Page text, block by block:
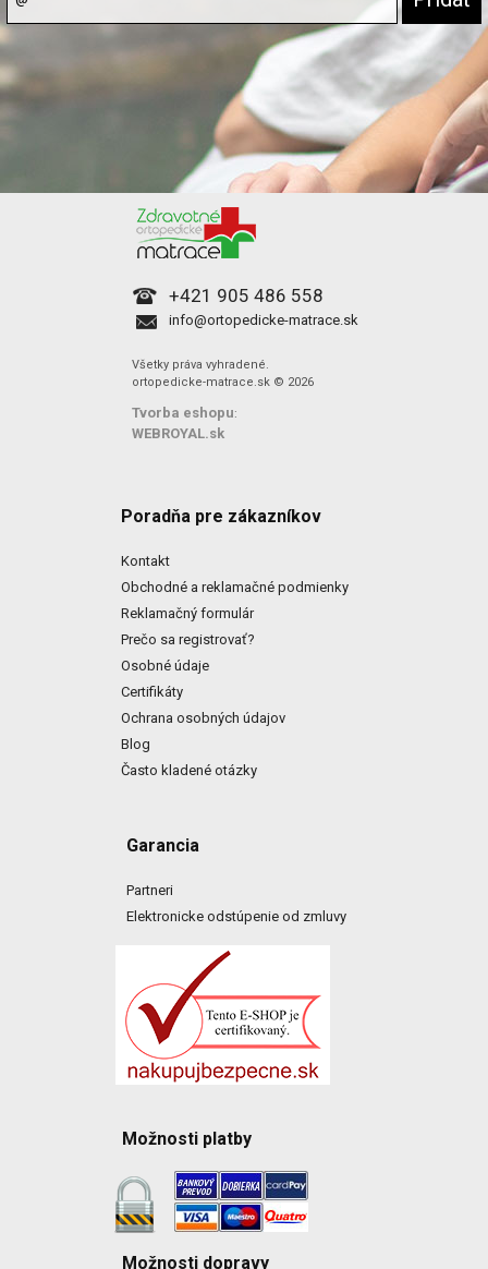
+421 905 486 558
info@ortopedicke-matrace.sk
Všetky práva vyhradené.
ortopedicke-matrace.sk © 2026
Tvorba eshopu:
WEBROYAL.sk
Poradňa pre zákazníkov
Kontakt
Obchodné a reklamačné podmienky
Reklamačný formulár
Prečo sa registrovať?
Osobné údaje
Certifikáty
Ochrana osobných údajov
Blog
Často kladené otázky
Garancia
Partneri
Elektronicke odstúpenie od zmluvy
Možnosti platby
Možnosti dopravy